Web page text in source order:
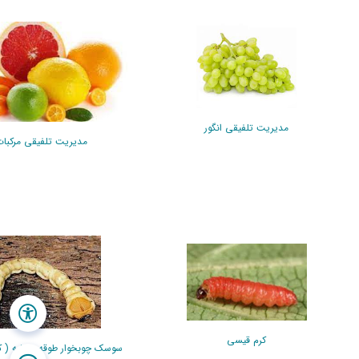
مدیریت تلفیقی انگور
مدیریت تلفیقی
کرم قیسی
سوسک چوبخوار طوقه، ریشه (